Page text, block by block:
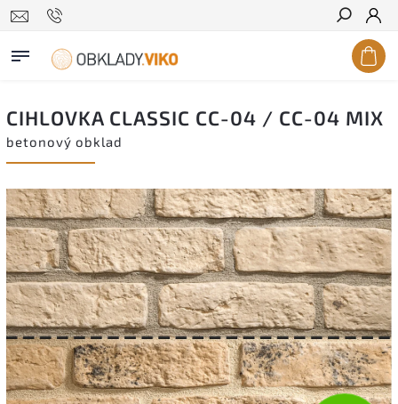
Hledat
CIHLOVKA CLASSIC CC-04 / CC-04 MIX
betonový obklad